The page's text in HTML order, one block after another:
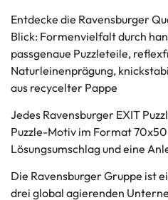
Entdecke die Ravensburger
Blick: Formenvielfalt durch
passgenaue Puzzleteile,
Naturleinenprägung,
aus recycelter Pappe
Jedes Ravensburger EXIT
Puzzle-Motiv im Format
Lösungsumschlag und eine
Die Ravensburger Gruppe ist
drei global agierenden